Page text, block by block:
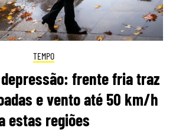
TEMPO
frente fria traz
e vento até 50 km/h
estas regiões